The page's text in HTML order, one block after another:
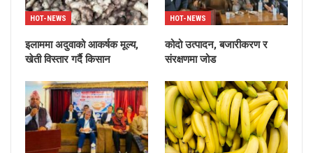
HOT-NEWS
इलाममा अदुवाको आकर्षक मूल्य,
खेती विस्तार गर्दै किसान
HOT-NEWS
कोदो उत्पादन, बजारीकरण र
संरक्षणमा जोड